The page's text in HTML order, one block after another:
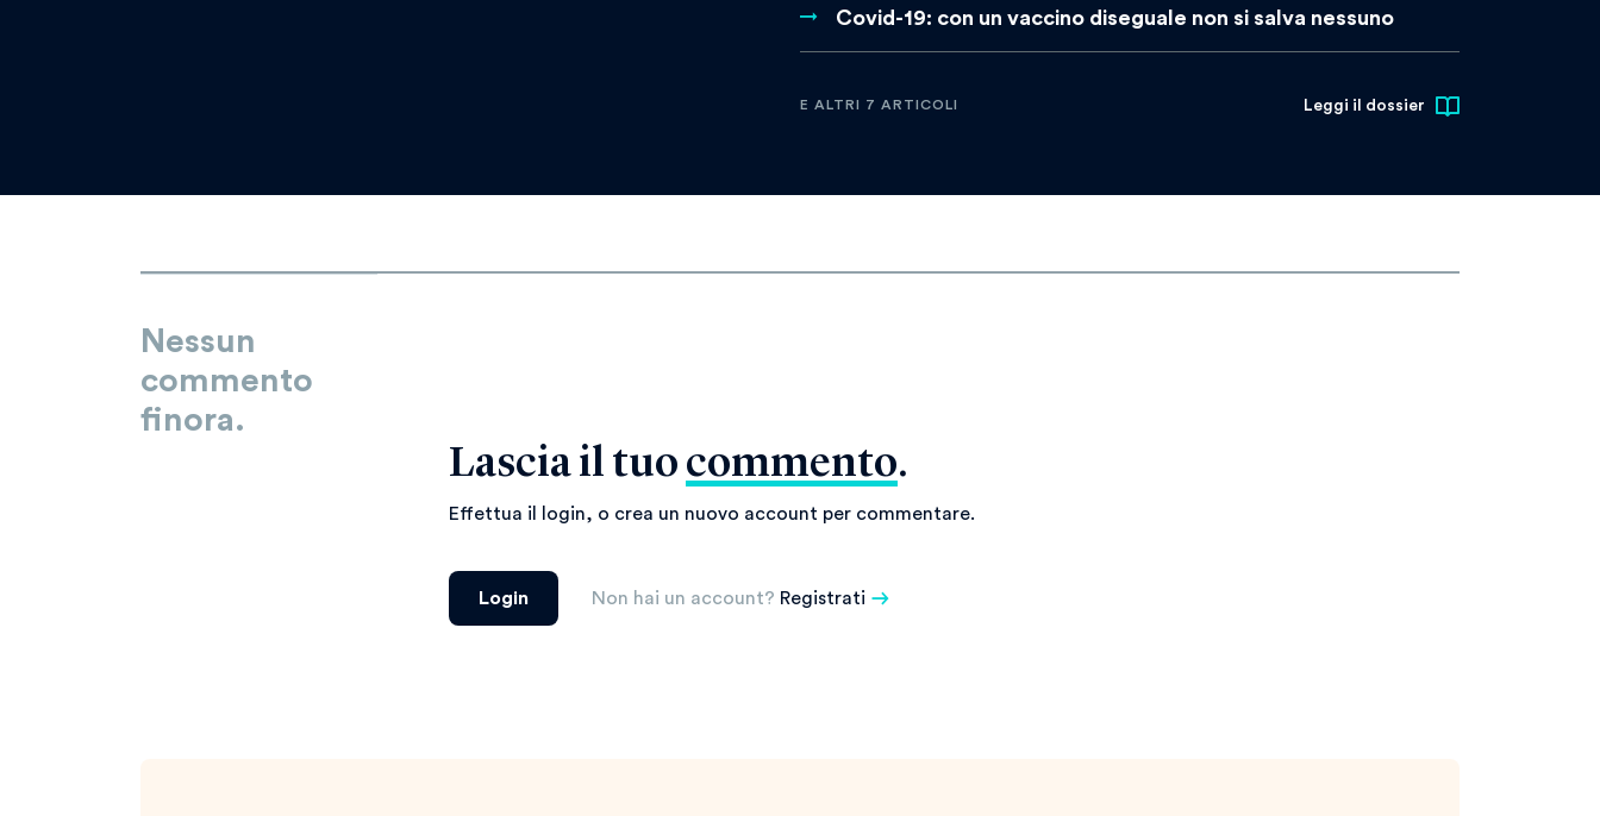
Covid-19: con un vaccino diseguale non si salva nessuno
E ALTRI 7 ARTICOLI Leggi il dossier
Nessun
commento
finora.
Lascia il tuo commento.
Effettua il login, o crea un nuovo account per commentare.
Login Non hai un account? Registrati